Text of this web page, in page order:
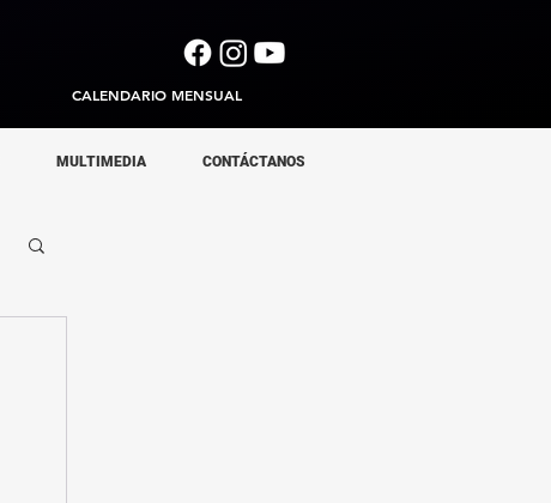
CALENDARIO MENSUAL
MULTIMEDIA CONTÁCTANOS